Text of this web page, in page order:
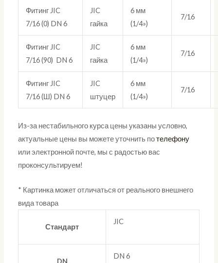
Фитинг JIC
7/16 (0) DN 6
JIC
гайка
6 мм
(1/4»)
7/16
Фитинг JIC
7/16 (90) DN 6
JIC
гайка
6 мм
(1/4»)
7/16
Фитинг JIC
7/16 (Ш) DN 6
JIC
штуцер
6 мм
(1/4»)
7/16
Из-за нестабильного курса цены указаны условно,
актуальные цены вы можете уточнить потелефону
или электронной почте, мы с радостью вас
проконсультируем!
* Картинка может отличаться от реального внешнего
вида товара
Стандарт
JIC
DN
DN 6